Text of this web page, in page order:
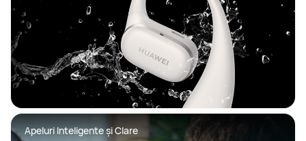
Apeluri Inteligente și Clare